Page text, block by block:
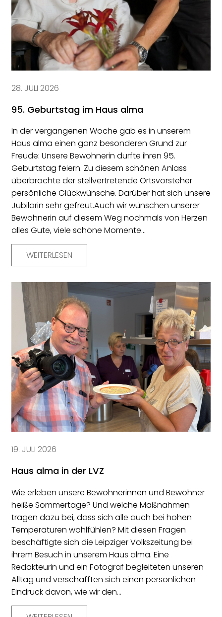
28. JULI 2026
95. Geburtstag im Haus alma
In der vergangenen Woche gab es in unserem
Haus alma einen ganz besonderen Grund zur
Freude: Unsere Bewohnerin durfte ihren 95.
Geburtstag feiern. Zu diesem schönen Anlass
überbrachte der stellvertretende Ortsvorsteher
persönliche Glückwünsche. Darüber hat sich unsere
Jubilarin sehr gefreut.Auch wir wünschen unserer
Bewohnerin auf diesem Weg nochmals von Herzen
alles Gute, viele schöne Momente…
WEITERLESEN
19. JULI 2026
Haus alma in der LVZ
Wie erleben unsere Bewohnerinnen und Bewohner
heiße Sommertage? Und welche Maßnahmen
tragen dazu bei, dass sich alle auch bei hohen
Temperaturen wohlfühlen? Mit diesen Fragen
beschäftigte sich die Leipziger Volkszeitung bei
ihrem Besuch in unserem Haus alma. Eine
Redakteurin und ein Fotograf begleiteten unseren
Alltag und verschafften sich einen persönlichen
Eindruck davon, wie wir den…